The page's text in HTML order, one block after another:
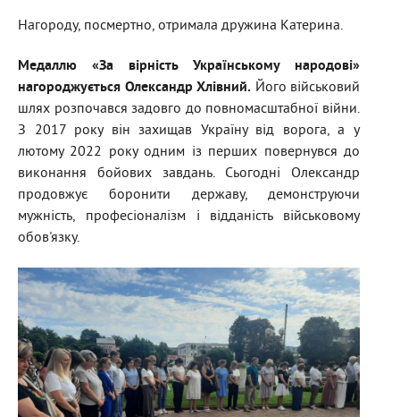
Нагороду, посмертно, отримала дружина Катерина.
Медаллю «За вірність Українському народові»
нагороджується Олександр Хлівний. Його військовий
шлях розпочався задовго до повномасштабної війни.
З 2017 року він захищав Україну від ворога, а у
лютому 2022 року одним із перших повернувся до
виконання бойових завдань. Сьогодні Олександр
продовжує боронити державу, демонструючи
мужність, професіоналізм і відданість військовому
обов'язку.